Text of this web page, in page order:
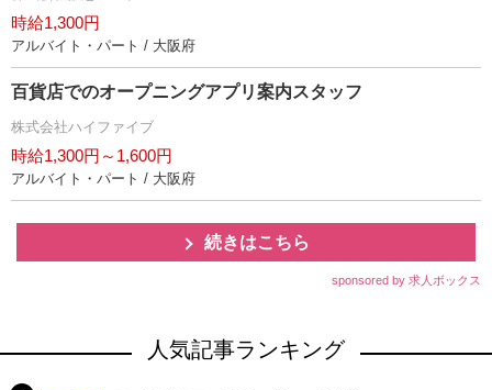
時給1,300円
アルバイト・パート / 大阪府
百貨店でのオープニングアプリ案内スタッフ
株式会社ハイファイブ
時給1,300円～1,600円
アルバイト・パート / 大阪府
続きはこちら
sponsored by 求人ボックス
人気記事ランキング